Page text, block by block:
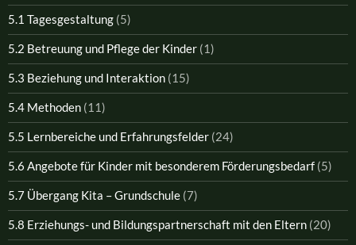
5.1 Tagesgestaltung (5)
5.2 Betreuung und Pflege der Kinder (1)
5.3 Beziehung und Interaktion (15)
5.4 Methoden (11)
5.5 Lernbereiche und Erfahrungsfelder (24)
5.6 Angebote für Kinder mit besonderem Förderungsbedarf (5)
5.7 Übergang Kita – Grundschule (7)
5.8 Erziehungs- und Bildungspartnerschaft mit den Eltern (20)